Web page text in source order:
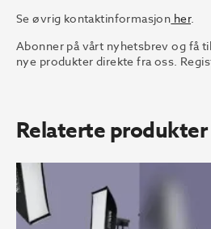
Se øvrig kontaktinformasjon her.
Abonner på vårt nyhetsbrev og få
nye produkter direkte fra oss.
Relaterte produkter